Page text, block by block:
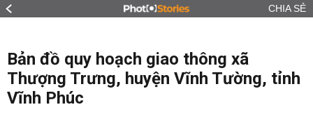
CHIA SẺ
Bản đồ quy hoạch giao thông xã
Thượng Trưng, huyện Vĩnh Tường, tỉnh
Vĩnh Phúc